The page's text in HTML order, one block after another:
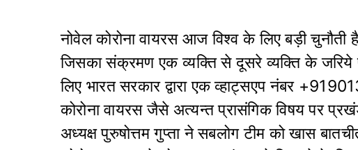
नोवेल कोरोना वायरस आज विश्व के लिए बड़ी
जिसका संक्रमण एक व्यक्ति से दूसरे व्यक्ति के जरिये
लिए भारत सरकार द्वारा एक व्हाट्सएप नंबर
कोरोना वायरस जैसे अत्यन्त प्रासंगिक विषय पर
अध्यक्ष पुरुषोत्तम गुप्ता ने सबलोग टीम को खास